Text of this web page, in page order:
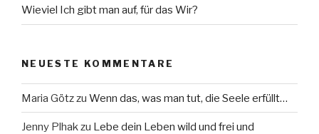
Wieviel Ich gibt man auf, für das Wir?
NEUESTE KOMMENTARE
Maria Götzzu Wenn das, was man tut, die Seele erfüllt…
Jenny Plhakzu Lebe dein Leben wild und frei und